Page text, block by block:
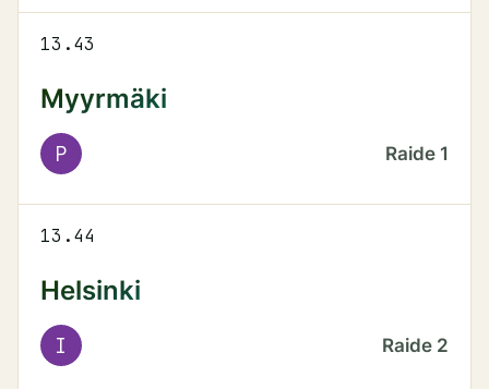
13.43
Myyrmäki
P Raide 1
13.44
Helsinki
I Raide 2